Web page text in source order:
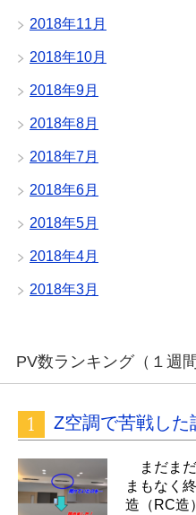
2018年11月
2018年10月
2018年9月
2018年8月
2018年7月
2018年6月
2018年5月
2018年4月
2018年3月
PV数ランキング（１週間
Z空調で苦戦し
まだまだ
まもなく
造（RC造